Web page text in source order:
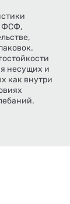
ФСФ,
несущих и
как внутри